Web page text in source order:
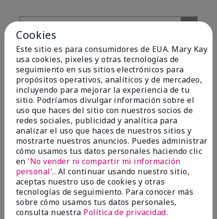
Evaluado por 2 clientes
5
Great
EnviadoHace 1 año
porPat
de Arvada
Comprador verificado
Evaluado en
Cookies
Este sitio es para consumidores de EUA. Mary Kay
usa cookies, pixeles y otras tecnologías de
seguimiento en sus sitios electrónicos para
propósitos operativos, analíticos y de mercadeo,
incluyendo para mejorar la experiencia de tu
sitio. Podríamos divulgar información sobre el
uso que haces del sitio con nuestros socios de
redes sociales, publicidad y analítica para
analizar el uso que haces de nuestros sitios y
mostrarte nuestros anuncios. Puedes administrar
cómo usamos tus datos personales haciendo clic
en 'No vender ni compartir mi información
personal'.. Al continuar usando nuestro sitio,
aceptas nuestro uso de cookies y otras
tecnologías de seguimiento. Para conocer más
sobre cómo usamos tus datos personales,
consulta nuestra Política de privacidad.